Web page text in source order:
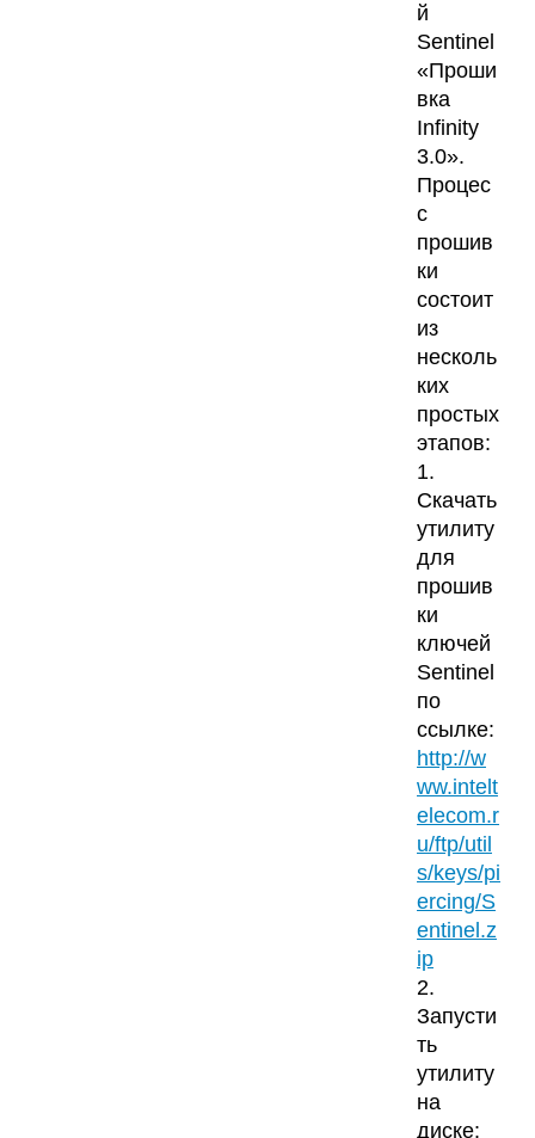
й
Sentinel
«Проши
вка
Infinity
3.0».
Процес
с
прошив
ки
состоит
из
несколь
ких
простых
этапов:
1.
Скачать
утилиту
для
прошив
ки
ключей
Sentinel
по
ссылке:
http://w
ww.intelt
elecom.r
u/ftp/util
s/keys/pi
ercing/S
entinel.z
ip
2.
Запусти
ть
утилиту
на
диске: